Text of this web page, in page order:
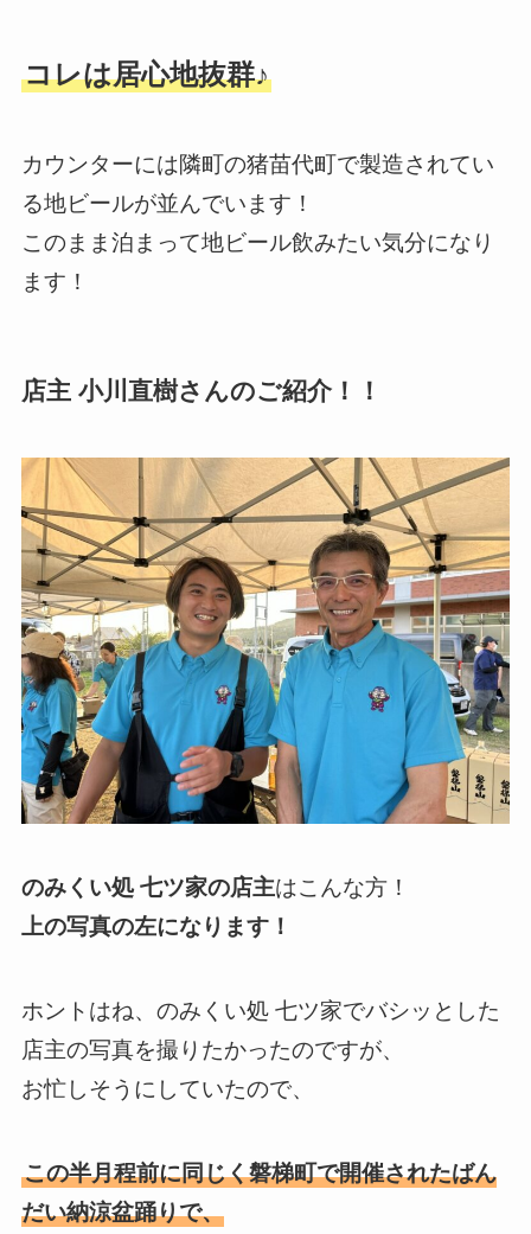
コレは居心地抜群♪
カウンターには隣町の猪苗代町で製造されてい
る地ビールが並んでいます！
このまま泊まって地ビール飲みたい気分になり
ます！
店主 小川直樹さんのご紹介！！
のみくい処 七ツ家の店主はこんな方！
上の写真の左になります！
ホントはね、のみくい処 七ツ家でバシッとした
店主の写真を撮りたかったのですが、
お忙しそうにしていたので、
この半月程前に同じく磐梯町で開催されたばん
だい納涼盆踊りで、